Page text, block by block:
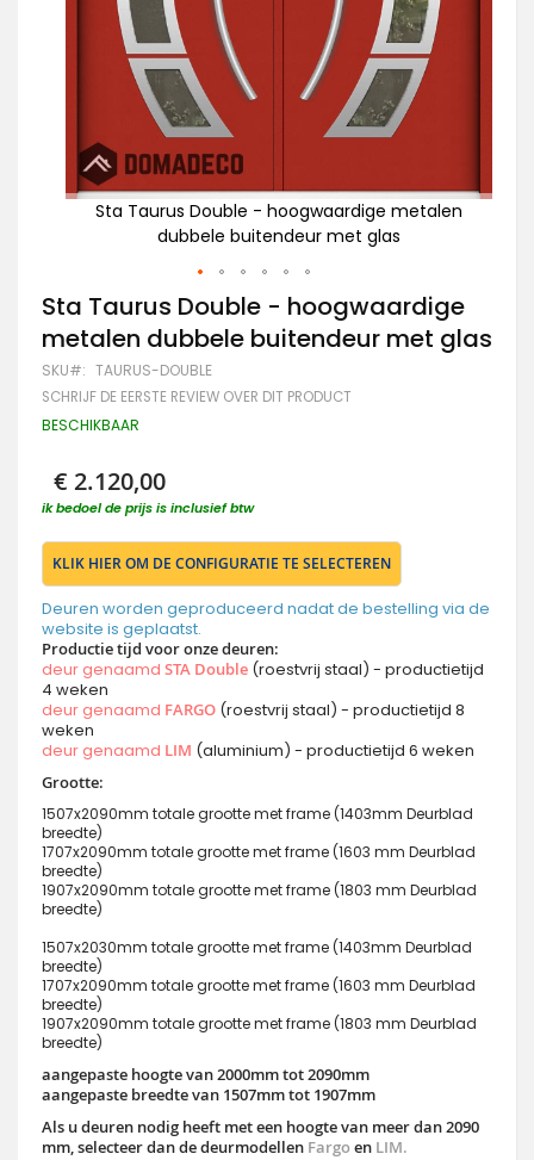
Sta Taurus Double - hoogwaardige metalen
dubbele buitendeur met glas
Ga
naar
het
begin
van
de
afbeeldingen-
Sta Taurus Double - hoogwaardige
metalen dubbele buitendeur met glas
SKU TAURUS-DOUBLE
SCHRIJF DE EERSTE REVIEW OVER DIT PRODUCT
BESCHIKBAAR
€ 2.120,00
ik bedoel de prijs is inclusief btw
KLIK HIER OM DE CONFIGURATIE TE SELECTEREN
Deuren worden geproduceerd nadat de bestelling via de
website is geplaatst.
Productie tijd voor onze deuren:
deur genaamd STA Double (roestvrij staal) - productietijd
4 weken
deur genaamd FARGO (roestvrij staal) - productietijd 8
weken
deur genaamd LIM (aluminium) - productietijd 6 weken
Grootte:
1507x2090mm totale grootte met frame (1403mm Deurblad
breedte)
1707x2090mm totale grootte met frame (1603 mm Deurblad
breedte)
1907x2090mm totale grootte met frame (1803 mm Deurblad
breedte)
1507x2030mm totale grootte met frame (1403mm Deurblad
breedte)
1707x2090mm totale grootte met frame (1603 mm Deurblad
breedte)
1907x2090mm totale grootte met frame (1803 mm Deurblad
breedte)
aangepaste hoogte van 2000mm tot 2090mm
aangepaste breedte van 1507mm tot 1907mm
Als u deuren nodig heeft met een hoogte van meer dan 2090
mm, selecteer dan de deurmodellen Fargoen LIM.